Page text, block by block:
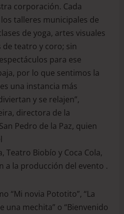
corporación. Cada
talleres municipales de
de yoga, artes visuales
teatro y coro; sin
para ese
por lo que sentimos la
una instancia más
y se relajen”,
directora de la
Pedro de la Paz, quien
Teatro Biobío y Coca Cola,
a la producción del evento .
“Mi novia Pototito”, “La
una mechita” o “Bienvenido